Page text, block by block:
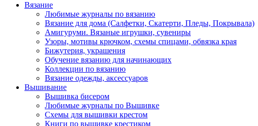
Вязание
Любимые журналы по вязанию
Вязание для дома (Салфетки, Скатерти, Пледы, Покрывала)
Амигуруми. Вязаные игрушки, сувениры
Узоры, мотивы крючком, схемы спицами, обвязка края
Бижутерия, украшения
Обучение вязанию для начинающих
Коллекции по вязанию
Вязание одежды, аксессуаров
Вышивание
Вышивка бисером
Любимые журналы по Вышивке
Схемы для вышивки крестом
Книги по вышивке крестиком